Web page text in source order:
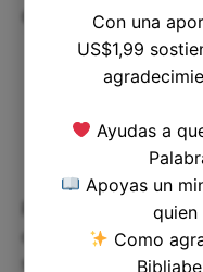
comunidad
Por último, este
de ser una
seguir a Jesús. Las
Con una
US$1,99
Ayudas a
Apoyas un
quien
Como